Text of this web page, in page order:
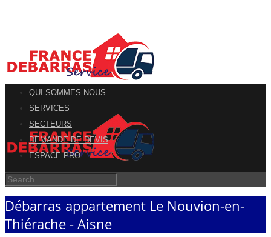
QUI SOMMES-NOUS
SERVICES
SECTEURS
DEMANDE DE DEVIS
ESPACE PRO
Débarras appartement Le Nouvion-en-
Thiérache - Aisne